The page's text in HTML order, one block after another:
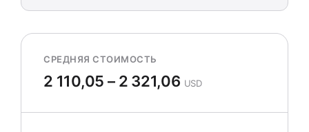
СРЕДНЯЯ СТОИМОСТЬ
2 110,05 – 2 321,06 USD